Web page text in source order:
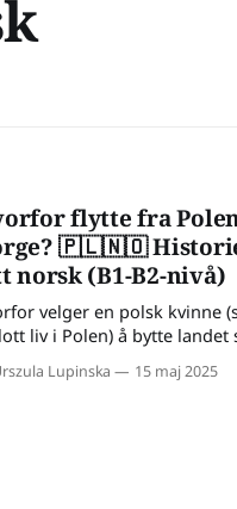
flytte fra
🇵🇱🇳🇴
norsk (B1-B2-nivå)
velger en polsk kvinne
liv i Polen) å bytte landet
Her er min historie 👉
Lupinska 15 maj 2025